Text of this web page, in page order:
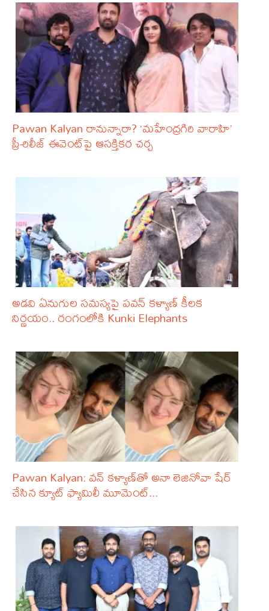
Pawan Kalyan రానున్నారా? ‘మహేంద్రగిరి వారాహి’
ప్రీ-రిలీజ్ ఈవెంట్‌పై ఆసక్తికర చర్చ
అడవి ఏనుగుల సమస్యపై పవన్ కళ్యాణ్ కీలక
నిర్ణయం.. రంగంలోకి Kunki Elephants
Pawan Kalyan: వన్ కళ్యాణ్‌తో అనా లెజినోవా షేర్
చేసిన క్యూట్ ఫ్యామిలీ మూమెంట్...